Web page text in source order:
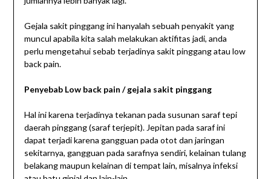
Gejala sakit pinggang ini hanyalah sebuah penyakit yang
muncul apabila kita salah melakukan aktifitas jadi, anda
perlu mengetahui sebab terjadinya sakit pinggang atau low
back pain.
Penyebab Low back pain / gejala sakit pinggang
Hal ini karena terjadinya tekanan pada susunan saraf tepi
daerah pinggang (saraf terjepit). Jepitan pada saraf ini
dapat terjadi karena gangguan pada otot dan jaringan
sekitarnya, gangguan pada sarafnya sendiri, kelainan tulang
belakang maupun kelainan di tempat lain, misalnya infeksi